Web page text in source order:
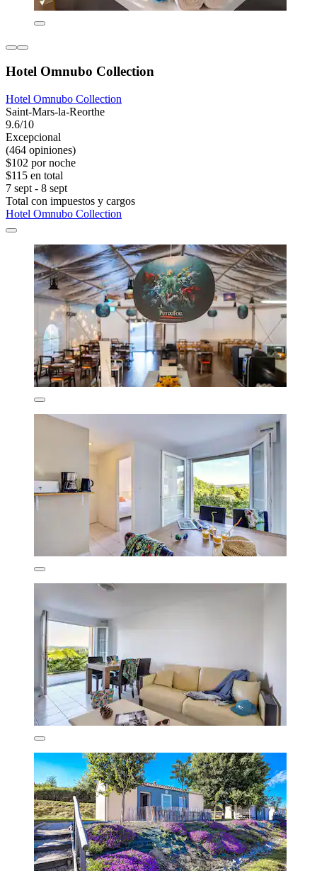
Hotel Omnubo Collection
Hotel Omnubo Collection
Saint-Mars-la-Reorthe
9.6/10
Excepcional
(464 opiniones)
$102 por noche
$115 en total
7 sept - 8 sept
Total con impuestos y cargos
Hotel Omnubo Collection